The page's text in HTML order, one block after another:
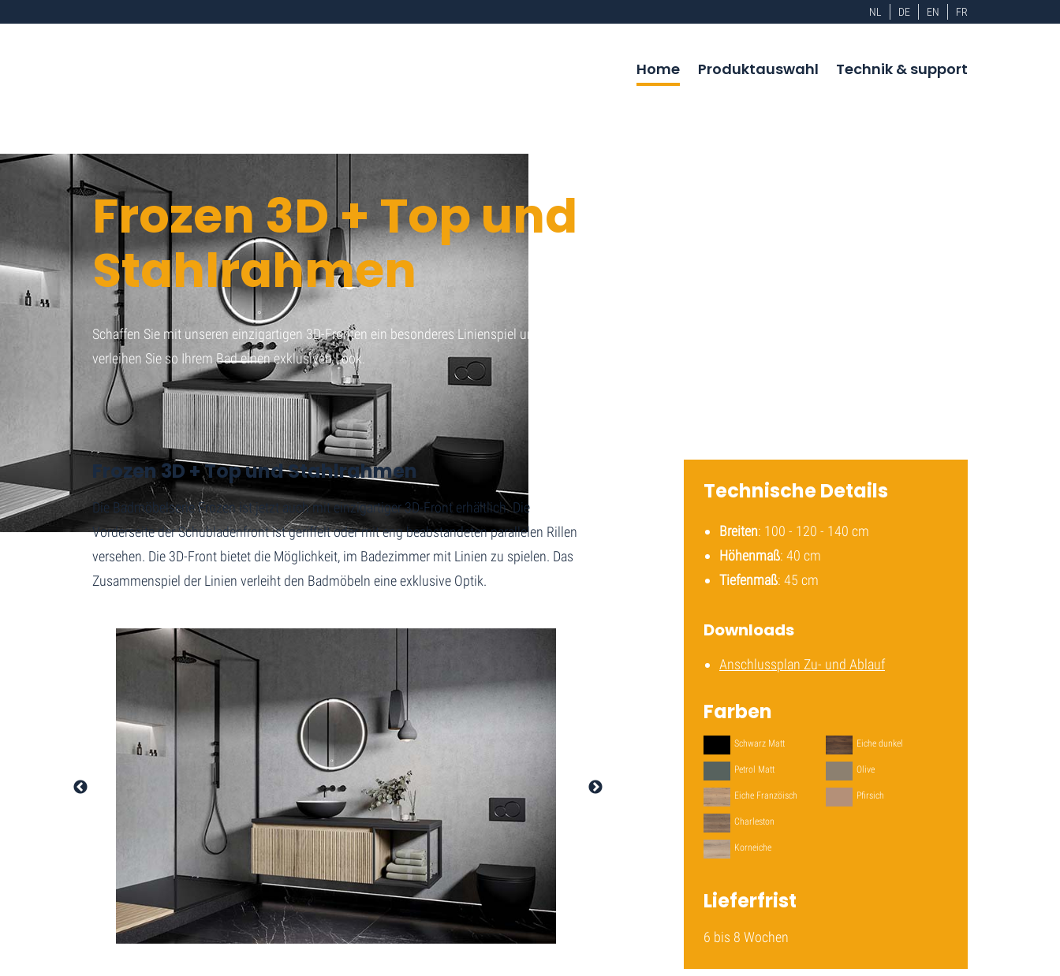
NL DE EN FR
Home Produktauswahl Technik & support
Frozen 3D + Top und
Stahlrahmen
Schaffen Sie mit unseren einzigartigen 3D-Fronten ein besonderes Linienspiel und
verleihen Sie so Ihrem Bad einen exklusiven Look.
Home Frozen 3D + Top und Stahlrahmen
Frozen 3D + Top und Stahlrahmen
Die Badmöbelserie Frozen ist jetzt auch mit einzigartiger 3D-Front erhältlich. Die
Vorderseite der Schubladenfront ist geriffelt oder mit eng beabstandeten parallelen Rillen
versehen. Die 3D-Front bietet die Möglichkeit, im Badezimmer mit Linien zu spielen. Das
Zusammenspiel der Linien verleiht den Badmöbeln eine exklusive Optik.
Technische Details
Breiten: 100 - 120 - 140 cm
Höhenmaß: 40 cm
Tiefenmaß: 45 cm
Downloads
Anschlussplan Zu- und Ablauf
Farben
Schwarz Matt
Petrol Matt
Eiche Franzöisch
Charleston
Korneiche
Eiche dunkel
Olive
Pfirsich
Lieferfrist
6 bis 8 Wochen